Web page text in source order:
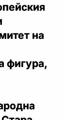
на
фигура,